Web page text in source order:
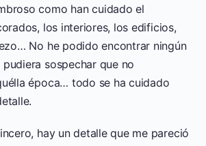
como han cuidado el
los interiores, los edificios,
No he podido encontrar ningún
sospechar que no
época… todo se ha cuidado
hay un detalle que me pareció